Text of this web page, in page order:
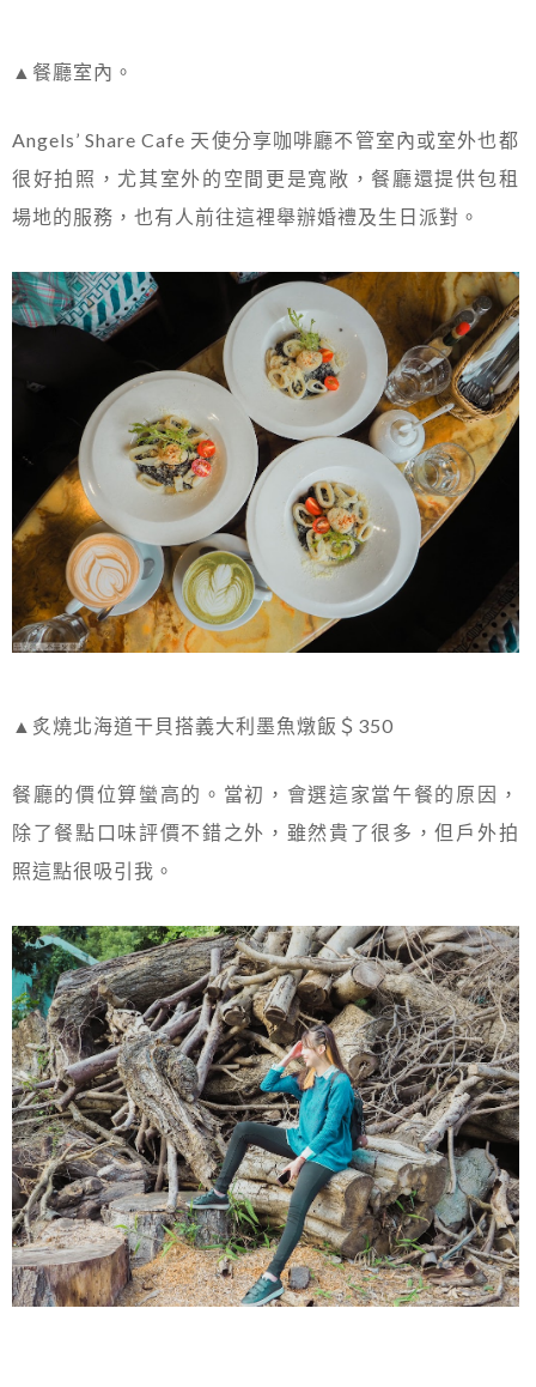
▲餐廳室內。
Angels’ Share Cafe 天使分享咖啡廳不管室內或室外也都
很好拍照，尤其室外的空間更是寬敞，餐廳還提供包租
場地的服務，也有人前往這裡舉辦婚禮及生日派對。
▲炙燒北海道干貝搭義大利墨魚燉飯＄350
餐廳的價位算蠻高的。當初，會選這家當午餐的原因，
除了餐點口味評價不錯之外，雖然貴了很多，但戶外拍
照這點很吸引我。